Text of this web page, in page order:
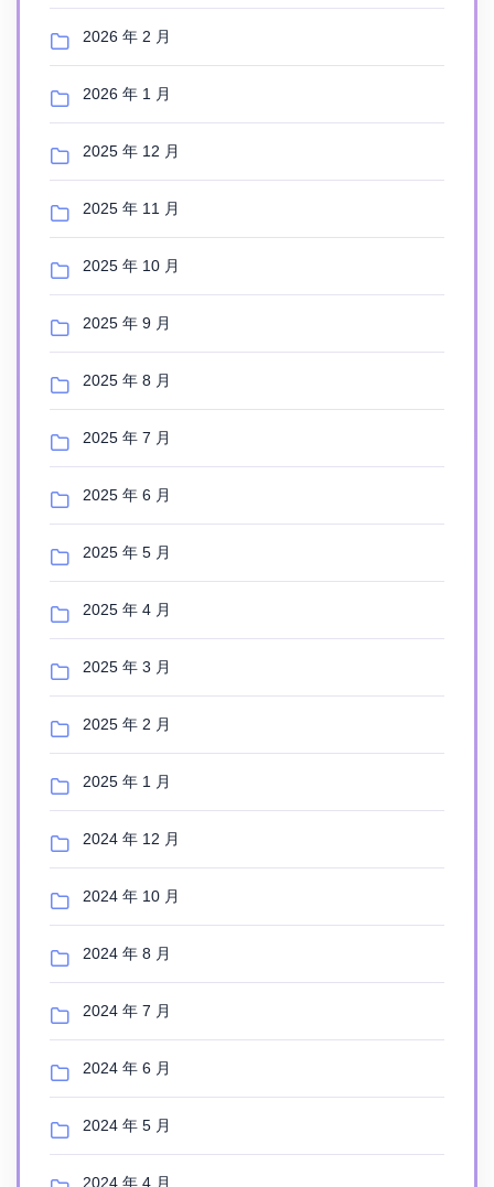
2026 年 2 月
2026 年 1 月
2025 年 12 月
2025 年 11 月
2025 年 10 月
2025 年 9 月
2025 年 8 月
2025 年 7 月
2025 年 6 月
2025 年 5 月
2025 年 4 月
2025 年 3 月
2025 年 2 月
2025 年 1 月
2024 年 12 月
2024 年 10 月
2024 年 8 月
2024 年 7 月
2024 年 6 月
2024 年 5 月
2024 年 4 月